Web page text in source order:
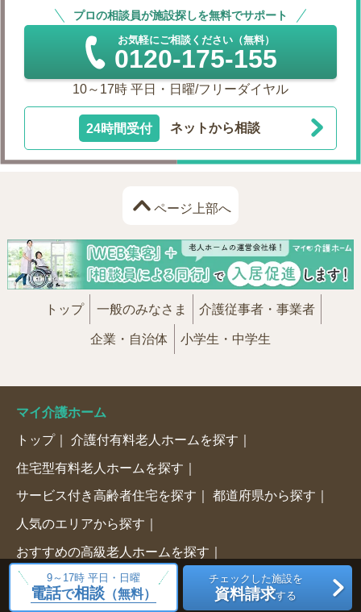
9～17時 平日・日曜
電話で相談（無料）
チェックした施設を
資料請求する
プロの相談員が施設探しを無料でサポート
お気軽にご相談ください（無料）
0120-175-155
10～17時 平日・日曜/フリーダイヤル
24時間受付 ネットから相談
ページ上部へ
トップ 一般のみなさま 介護従事者・事業者
企業・自治体 小学生・中学生
マイ介護ホーム
トップ 介護付有料老人ホームを探す
住宅型有料老人ホームを探す
サービス付き高齢者住宅を探す 都道府県から探す
人気のエリアから探す
おすすめの高級老人ホームを探す
高級老人ホームコラム